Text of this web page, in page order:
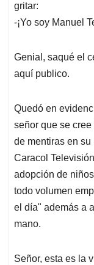
gritar:
-¡Yo soy Manuel
Genial, saqué el
aquí publico.
Quedó en
señor que se
de mentiras en
Caracol
adopción de
todo volumen
el día" además a
mano.
Señor, esta es la